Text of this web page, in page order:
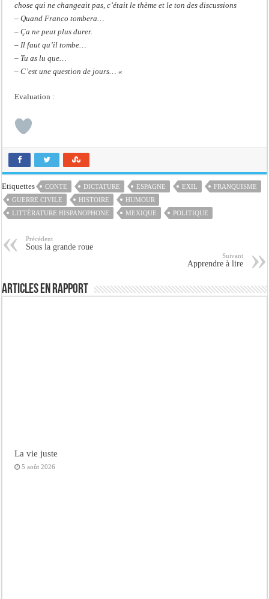
chose qui ne changeait pas, c’était le thème et le ton des discussions
– Quand Franco tombera…
– Ça ne peut plus durer.
– Il faut qu’il tombe…
– Tu as lu que…
– C’est une question de jours… «
Evaluation :
Etiquettes CONTE DICTATURE ESPAGNE EXIL
FRANQUISME
GUERRE CIVILE
HISTOIRE
HUMOUR
LITTÉRATURE HISPANOPHONE
MEXIQUE POLITIQUE
Précédent
Sous la grande roue
Suivant
Apprendre à lire
Articles en rapport
La vie juste
5 août 2026